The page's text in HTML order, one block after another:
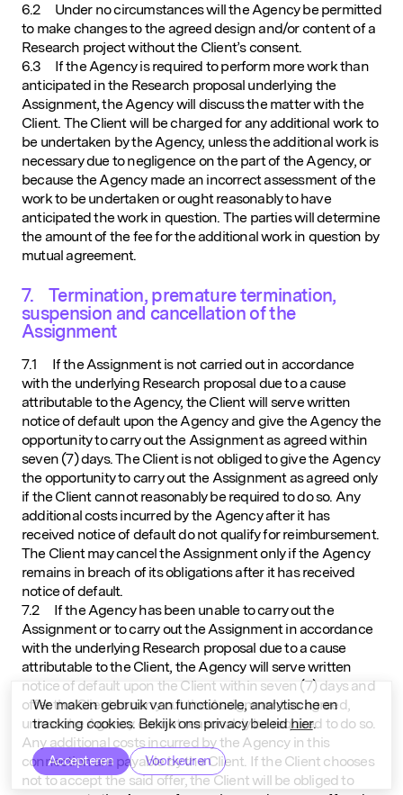
6.2 Under no circumstances will the Agency be permitted
to make changes to the agreed design and/or content of a
Research project without the Client’s consent.
6.3 If the Agency is required to perform more work than
anticipated in the Research proposal underlying the
Assignment, the Agency will discuss the matter with the
Client. The Client will be charged for any additional work to
be undertaken by the Agency, unless the additional work is
necessary due to negligence on the part of the Agency, or
because the Agency made an incorrect assessment of the
work to be undertaken or ought reasonably to have
anticipated the work in question. The parties will determine
the amount of the fee for the additional work in question by
mutual agreement.
7. Termination, premature termination,
suspension and cancellation of the
Assignment
7.1 If the Assignment is not carried out in accordance
with the underlying Research proposal due to a cause
attributable to the Agency, the Client will serve written
notice of default upon the Agency and give the Agency the
opportunity to carry out the Assignment as agreed within
seven (7) days. The Client is not obliged to give the Agency
the opportunity to carry out the Assignment as agreed only
if the Client cannot reasonably be required to do so. Any
additional costs incurred by the Agency after it has
received notice of default do not qualify for reimbursement.
The Client may cancel the Assignment only if the Agency
remains in breach of its obligations after it has received
notice of default.
7.2 If the Agency has been unable to carry out the
Assignment or to carry out the Assignment in accordance
with the underlying Research proposal due to a cause
attributable to the Client, the Agency will serve written
notice of default upon the Client within seven (7) days and
offer the Client to carry out the Assignment as agreed,
unless the Agency cannot reasonably be required to do so.
Any additional costs incurred by the Agency in this
connection are payable by the Client. If the Client chooses
not to accept the said offer, the Client will be obliged to
We maken gebruik van functionele, analytische en
tracking cookies. Bekijk ons privacy beleidhier.
Accepteren Voorkeuren